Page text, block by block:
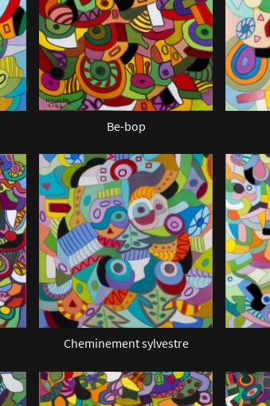
Be-bop
Cheminement sylvestre